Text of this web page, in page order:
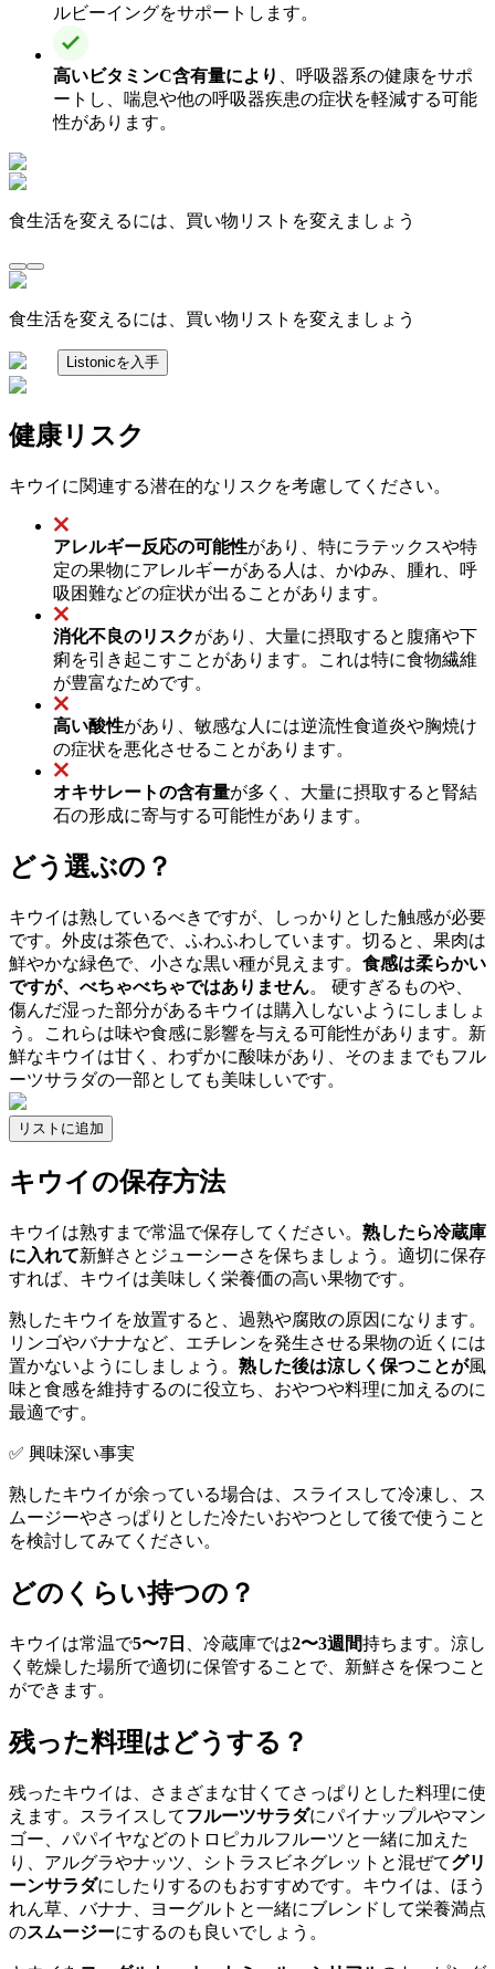
ルビーイングをサポートします。
高いビタミンC含有量により
、呼吸器系の健康をサポ
ートし、喘息や他の呼吸器疾患の症状を軽減する可能
性があります。
食生活を変えるには、買い物リストを変えましょう
食生活を変えるには、買い物リストを変えましょう
Listonicを入手
健康リスク
キウイに関連する潜在的なリスクを考慮してください。
アレルギー反応の可能性があり、特にラテックスや特
定の果物にアレルギーがある人は、かゆみ、腫れ、呼
吸困難などの症状が出ることがあります。
消化不良のリスクがあり、大量に摂取すると腹痛や下
痢を引き起こすことがあります。これは特に食物繊維
が豊富なためです。
高い酸性があり、敏感な人には逆流性食道炎や胸焼け
の症状を悪化させることがあります。
オキサレートの含有量が多く、大量に摂取すると腎結
石の形成に寄与する可能性があります。
どう選ぶの？
キウイは熟しているべきですが、しっかりとした触感が必要
です。外皮は茶色で、ふわふわしています。切ると、果肉は
鮮やかな緑色で、小さな黒い種が見えます。 食感は柔らかい
ですが、べちゃべちゃではありません。 硬すぎるものや、
傷んだ湿った部分があるキウイは購入しないようにしましょ
う。これらは味や食感に影響を与える可能性があります。新
鮮なキウイは甘く、わずかに酸味があり、そのままでもフル
ーツサラダの一部としても美味しいです。
リストに追加
キウイの保存方法
キウイは熟すまで常温で保存してください。 熟したら冷蔵庫
に入れて新鮮さとジューシーさを保ちましょう。適切に保存
すれば、キウイは美味しく栄養価の高い果物です。
熟したキウイを放置すると、過熟や腐敗の原因になります。
リンゴやバナナなど、エチレンを発生させる果物の近くには
置かないようにしましょう。 熟した後は涼しく保つことが風
味と食感を維持するのに役立ち、おやつや料理に加えるのに
最適です。
✅ 興味深い事実
熟したキウイが余っている場合は、スライスして冷凍し、ス
ムージーやさっぱりとした冷たいおやつとして後で使うこと
を検討してみてください。
どのくらい持つの？
キウイは常温で5〜7日 、冷蔵庫では2〜3週間持ちます。涼し
く乾燥した場所で適切に保管することで、新鮮さを保つこと
ができます。
残った料理はどうする？
残ったキウイは、さまざまな甘くてさっぱりとした料理に使
えます。スライスしてフルーツサラダにパイナップルやマン
ゴー、パパイヤなどのトロピカルフルーツと一緒に加えた
り、アルグラやナッツ、シトラスビネグレットと混ぜてグリ
ーンサラダにしたりするのもおすすめです。キウイは、ほう
れん草、バナナ、ヨーグルトと一緒にブレンドして栄養満点
のスムージーにするのも良いでしょう。